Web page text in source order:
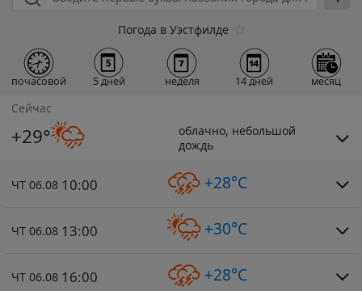
Погода в Уэстфилде
почасовой 5 дней неделя 14 дней месяц
Сейчас
+29°
облачно, небольшой
дождь
ЧТ 06.08 10:00 +28°C
ЧТ 06.08 13:00 +30°C
ЧТ 06.08 16:00 +28°C